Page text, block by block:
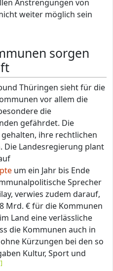
Anstrengungen von
weiter möglich sein
sorgen
Thüringen sieht für die
vor allem die
die
gefährdet. Die
ihre rechtlichen
Landesregierung plant
um ein Jahr bis Ende
Sprecher
verwies zudem darauf,
Mrd. € für die Kommunen
Land eine verlässliche
die Kommunen auch in
Kürzungen bei den so
Kultur, Sport und
]